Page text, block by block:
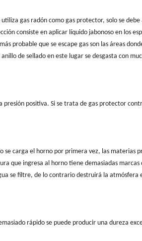
gas radón como gas protector, solo se
consiste en aplicar líquido jabonoso en los
probable que se escape gas son las áreas
de sellado en este lugar se desgasta con
positiva. Si se trata de gas protector
se carga el horno por primera vez, las materias
que ingresa al horno tiene demasiadas marcas
se filtre, de lo contrario destruirá la atmósfera
rápido se puede producir una dureza